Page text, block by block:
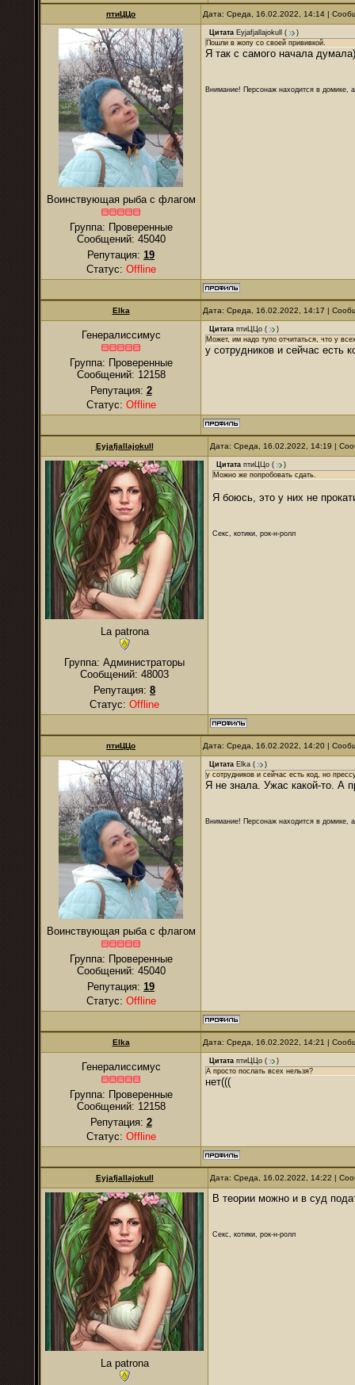
птиЦЦо Дата: Среда, 16.02.2022, 14:14 |
Воинствующая рыба с флагом
Группа: Проверенные
Сообщений: 45040
Репутация: 19
Статус: Offline
Цитата Eyjafjallajokull (
)
Пошли в жопу со своей прививкой.
Я так с самого начала
Внимание! Персонаж находится в домике,
Elka Дата: Среда, 16.02.2022, 14:17 |
Генералиссимус
Группа: Проверенные
Сообщений: 12158
Репутация: 2
Статус: Offline
Цитата птиЦЦо (
)
Может, им надо тупо отчитаться, что у
у сотрудников и сейчас есть
Eyjafjallajokull Дата: Среда, 16.02.2022, 14:19 |
La patrona
Группа: Администраторы
Сообщений: 48003
Репутация: 8
Статус: Offline
Цитата птиЦЦо (
)
Можно же попробовать сдать.
Я боюсь, это у них не
Секс, котики, рок-н-ролл
птиЦЦо Дата: Среда, 16.02.2022, 14:20 |
Воинствующая рыба с флагом
Группа: Проверенные
Сообщений: 45040
Репутация: 19
Статус: Offline
Цитата Elka (
)
у сотрудников и сейчас есть код, но
Я не знала. Ужас какой-то. А
Внимание! Персонаж находится в домике,
Elka Дата: Среда, 16.02.2022, 14:21 |
Генералиссимус
Группа: Проверенные
Сообщений: 12158
Репутация: 2
Статус: Offline
Цитата птиЦЦо (
)
А просто послать всех нельзя?
нет(((
Eyjafjallajokull Дата: Среда, 16.02.2022, 14:22 |
La patrona
В теории можно и в суд
Секс, котики, рок-н-ролл